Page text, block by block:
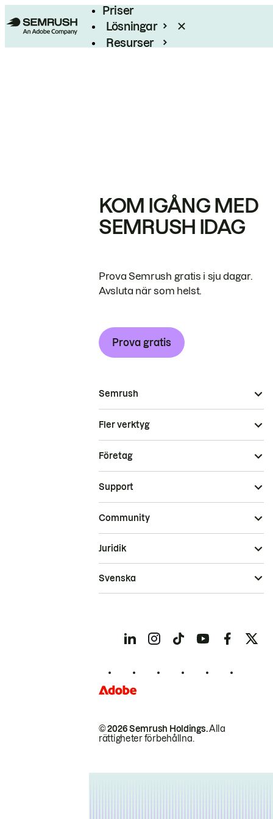
Priser
Lösningar
Resurser
KOM IGÅNG MED
SEMRUSH IDAG
Prova Semrush gratis i sju dagar.
Avsluta när som helst.
Prova gratis
Semrush
Fler verktyg
Företag
Support
Community
© 2026 Semrush Holdings.Alla
rättigheter förbehållna.
Juridik
Svenska